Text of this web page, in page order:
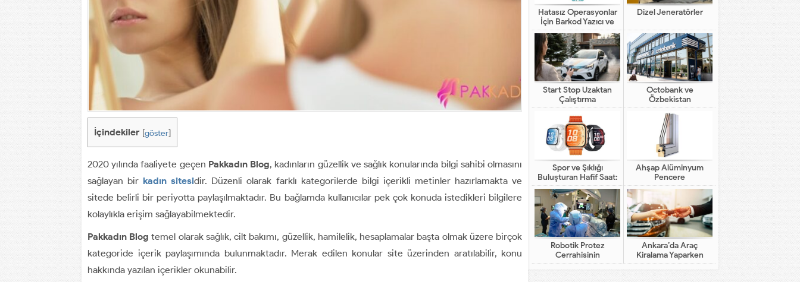
İçindekiler [göster]
2020 yılında faaliyete geçen Pakkadın Blog, kadınların güzellik ve sağlık konularında bilgi sahibi olmasını
sağlayan bir kadın sitesidir. Düzenli olarak farklı kategorilerde bilgi içerikli metinler hazırlamakta ve
sitede belirli bir periyotta paylaşılmaktadır. Bu bağlamda kullanıcılar pek çok konuda istedikleri bilgilere
kolaylıkla erişim sağlayabilmektedir.
Pakkadın Blog temel olarak sağlık, cilt bakımı, güzellik, hamilelik, hesaplamalar başta olmak üzere birçok
kategoride içerik paylaşımında bulunmaktadır. Merak edilen konular site üzerinden aratılabilir, konu
hakkında yazılan içerikler okunabilir.
Hatasız Operasyonlar
İçin Barkod Yazıcı ve
Otomasyon Sistemleri
Dizel Jeneratörler
Start Stop Uzaktan
Çalıştırma
Octobank ve
Özbekistan
Bankalarının Dijital
Finansal Altyapının
Gelişimindeki Yeni Rolü
Spor ve Şıklığı
Buluşturan Hafif Saat:
HUAWEI WATCH FIT 5
Pro
Ahşap Alüminyum
Pencere
Robotik Protez
Cerrahisinin
Geleneksel Cerrahiden
Farkı Nedir?
Ankara’da Araç
Kiralama Yaparken
Dikkat Edilecekler